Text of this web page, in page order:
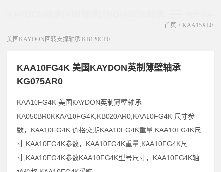
首页 > KAA15XL0
美国KAYDON回转支撑轴承 KB120CP0
KAA10FG4K 美国KAYDON英制薄壁轴承
KG075AR0
KAA10FG4K 美国KAYDON英制薄壁轴承
KA050BR0KKAA10FG4K,KB020AR0,KAA10FG4K 尺寸参
数，KAA10FG4K 价格交期KAA10FG4K重量,KAA10FG4K尺
寸,KAA10FG4K参数，KAA10FG4K重量,KAA10FG4K尺
寸,KAA10FG4K参数KAA10FG4K型号尺寸，KAA10FG4K轴